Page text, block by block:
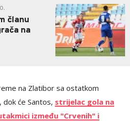
članu
na
0
na Zlatibor sa ostatkom
će Santos, strijelac gola na
između "Crvenih" i